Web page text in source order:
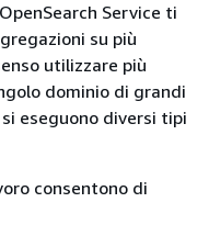
Service ti
su più
utilizzare più
dominio di grandi
eseguono diversi tipi
consentono di